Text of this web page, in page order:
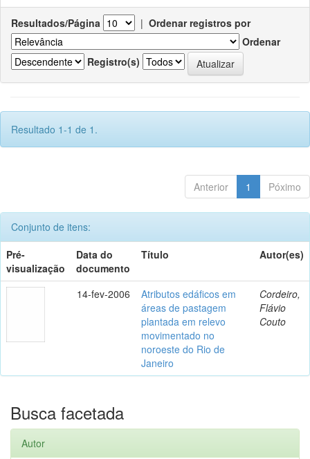
Resultados/Página | Ordenar registros por
Ordenar
Registro(s)
Resultado 1-1 de 1.
Anterior 1 Póximo
Conjunto de itens:
Pré-
visualização
Data do
documento
Título Autor(es)
14-fev-2006
Atributos edáficos em
áreas de pastagem
plantada em relevo
movimentado no
noroeste do Rio de
Janeiro
Cordeiro,
Flávio
Couto
Busca facetada
Autor